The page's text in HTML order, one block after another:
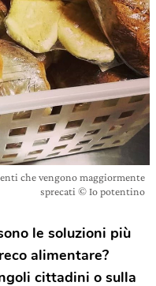
che vengono maggiormente
sprecati © Io potentino
le soluzioni più
alimentare?
cittadini o sulla